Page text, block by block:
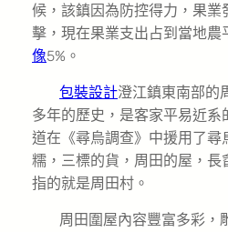
候，該鎮因為防控得力，果業
擊，現在果業支出占到當地農
像5%。
包裝設計澄江鎮東南部的
多年的歷史，是客家平易近系
道在《尋烏調查》中援用了尋
糯，三標的貨，周田的屋，長
指的就是周田村。
周田圍屋內容豐富多彩，